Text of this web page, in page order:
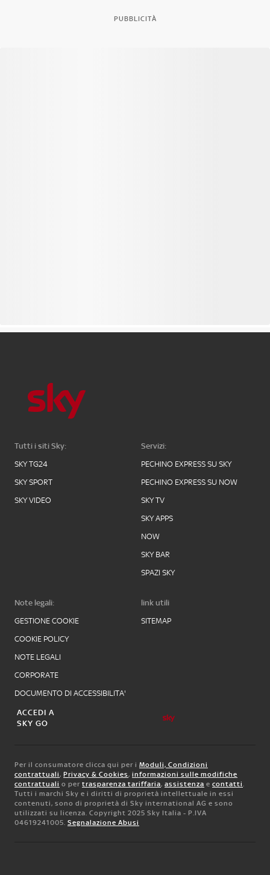
PUBBLICITÀ
Tutti i siti Sky:
SKY TG24
SKY SPORT
SKY VIDEO
Servizi:
PECHINO EXPRESS SU SKY
PECHINO EXPRESS SU NOW
SKY TV
SKY APPS
NOW
SKY BAR
SPAZI SKY
Note legali:
GESTIONE COOKIE
COOKIE POLICY
NOTE LEGALI
CORPORATE
DOCUMENTO DI ACCESSIBILITA'
link utili
SITEMAP
ACCEDI A
SKY GO
Per il consumatore clicca qui per i Moduli, Condizioni
contrattuali, Privacy & Cookies, informazioni sulle modifiche
contrattuali o per trasparenza tariffaria, assistenza e contatti.
Tutti i marchi Sky e i diritti di proprietà intellettuale in essi
contenuti, sono di proprietà di Sky international AG e sono
utilizzati su licenza. Copyright 2025 Sky Italia - P.IVA
04619241005. Segnalazione Abusi